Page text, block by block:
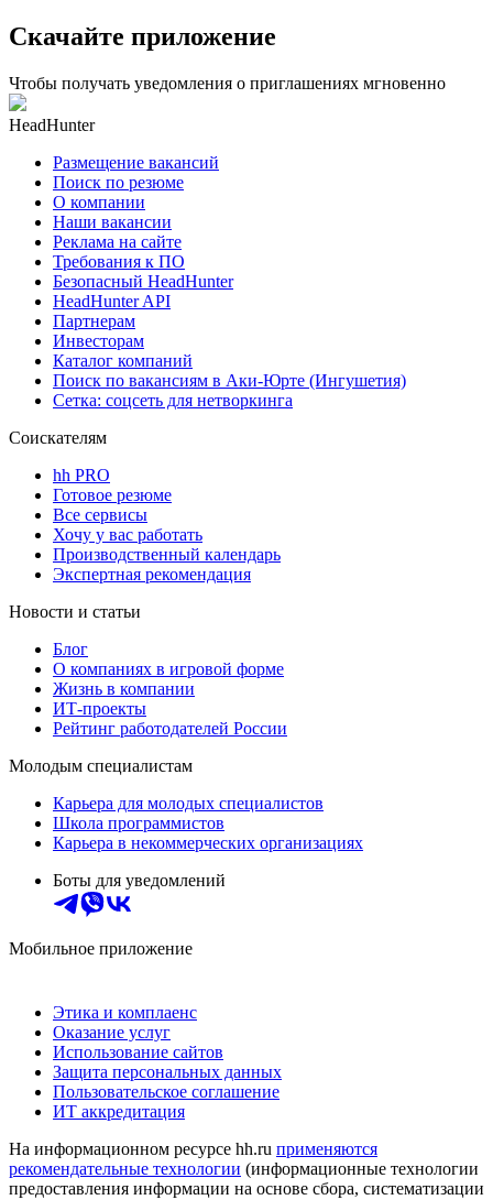
Скачайте приложение
Чтобы получать уведомления о приглашениях мгновенно
HeadHunter
Размещение вакансий
Поиск по резюме
О компании
Наши вакансии
Реклама на сайте
Требования к ПО
Безопасный HeadHunter
HeadHunter API
Партнерам
Инвесторам
Каталог компаний
Поиск по вакансиям в Аки-Юрте (Ингушетия)
Сетка: соцсеть для нетворкинга
Соискателям
hh PRO
Готовое резюме
Все сервисы
Хочу у вас работать
Производственный календарь
Экспертная рекомендация
Новости и статьи
Блог
О компаниях в игровой форме
Жизнь в компании
ИТ-проекты
Рейтинг работодателей России
Молодым специалистам
Карьера для молодых специалистов
Школа программистов
Карьера в некоммерческих организациях
Боты для уведомлений
Мобильное приложение
Этика и комплаенс
Оказание услуг
Использование сайтов
Защита персональных данных
Пользовательское соглашение
ИТ аккредитация
На информационном ресурсе hh.ru применяются
рекомендательные технологии (информационные технологии
предоставления информации на основе сбора, систематизации